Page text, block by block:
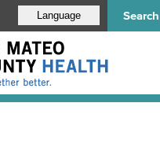
Search
Language